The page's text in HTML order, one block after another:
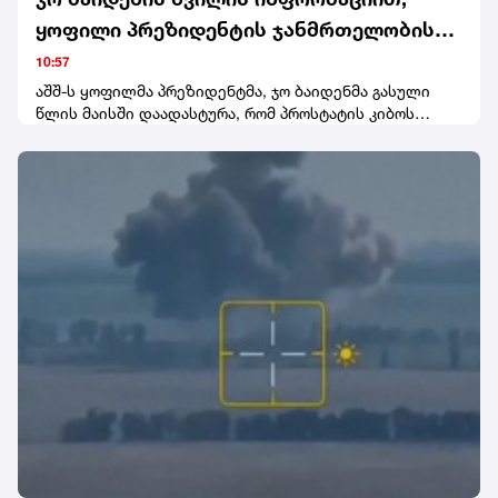
წლამდე თავისუფლების აღკვეთას
ითვალისწინებს.პროკურატურამ ორივე ბრალდებულის
მიმართ პატიმრობის შეფარდების შუამდგომლობით
ყოფილი პრეზიდენტის ჯანმრთელობის
მდგომარეობა მძიმეა
10:57
აშშ-ს ყოფილმა პრეზიდენტმა, ჯო ბაიდენმა გასული
წლის მაისში დაადასტურა, რომ პროსტატის კიბოს